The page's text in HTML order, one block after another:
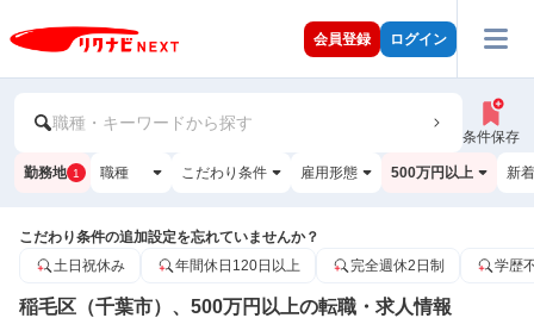
会員登録 ログイン
職種・キーワードから探す
条件保存
勤務地 1 職種 こだわり条件 雇用形態 500万円以上 新
こだわり条件の追加設定を忘れていませんか？
土日祝休み
年間休日120日以上 完全週休2日制 学歴
稲毛区（千葉市）、500万円以上の転職・求人情報